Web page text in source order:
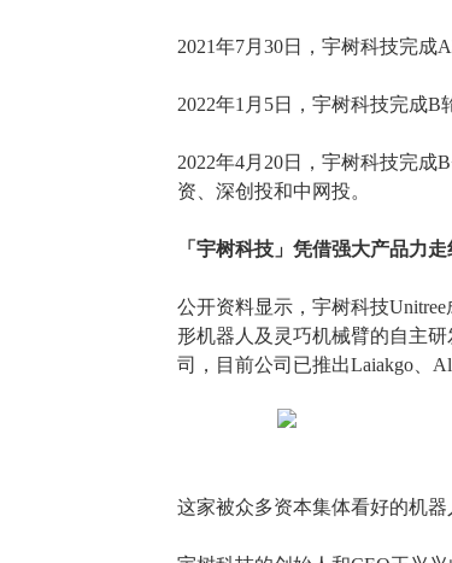
2021年7月30日，宇树科技完
2022年1月5日，宇树科技完成
2022年4月20日，宇树科技完
资、深创投和中网投。
「宇树科技」凭借强大产品力走
公开资料显示，宇树科技
形机器人及灵巧机械臂的自主
司，目前公司已推出Laiakgo、
这家被众多资本集体看好的机